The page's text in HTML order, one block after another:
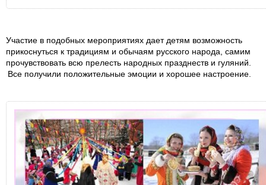
Участие в подобных мероприятиях дает детям возможность
прикоснуться к традициям и обычаям русского народа, самим
прочувствовать всю прелесть народных празднеств и гуляний.
Все получили положительные эмоции и хорошее настроение.